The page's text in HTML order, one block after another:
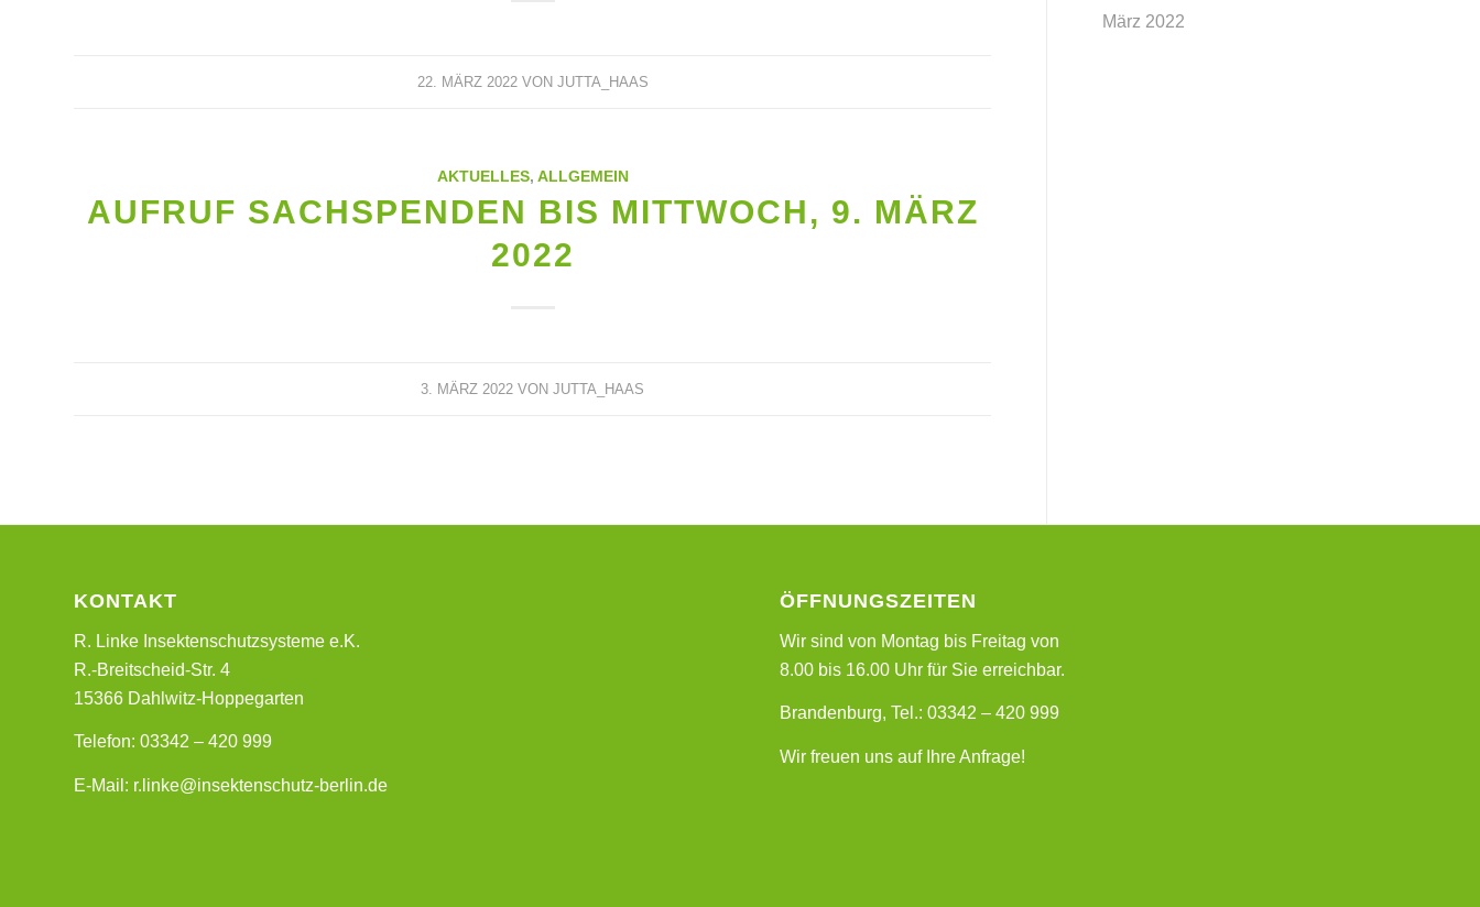
22. MÄRZ 2022 VON JUTTA_HAAS
AKTUELLES, ALLGEMEIN
AUFRUF SACHSPENDEN BIS MITTWOCH, 9. MÄRZ
2022
3. MÄRZ 2022 VONJUTTA_HAAS
März 2022
KONTAKT
R. Linke Insektenschutzsysteme e.K.
R.-Breitscheid-Str. 4
15366 Dahlwitz-Hoppegarten
Telefon: 03342 – 420 999
E-Mail: r.linke@insektenschutz-berlin.de
ÖFFNUNGSZEITEN
Wir sind von Montag bis Freitag von
8.00 bis 16.00 Uhr für Sie erreichbar.
Brandenburg, Tel.: 03342 – 420 999
Wir freuen uns auf Ihre Anfrage!